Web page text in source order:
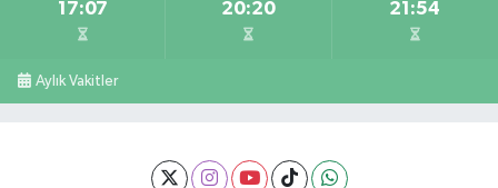
17:07 20:20 21:54
Aylık Vakitler